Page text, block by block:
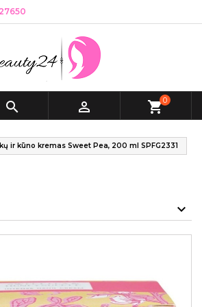
  shopping_cart0
ir kūno kremas Sweet Pea, 200 ml SPFG2331